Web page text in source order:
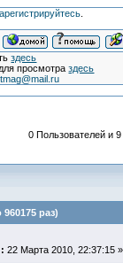
.
здесь
просмотраздесь
0 Пользователей и
раз)
22 Марта 2010, 22:37:15 »